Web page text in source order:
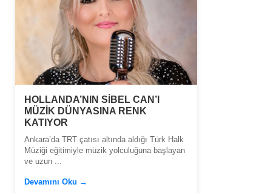
HOLLANDA’NIN SİBEL CAN’I
MÜZİK DÜNYASINA RENK
KATIYOR
Ankara’da TRT çatısı altında aldığı Türk Halk
Müziği eğitimiyle müzik yolculuğuna başlayan
ve uzun ...
Devamını Oku →